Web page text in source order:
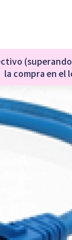
la compra en el